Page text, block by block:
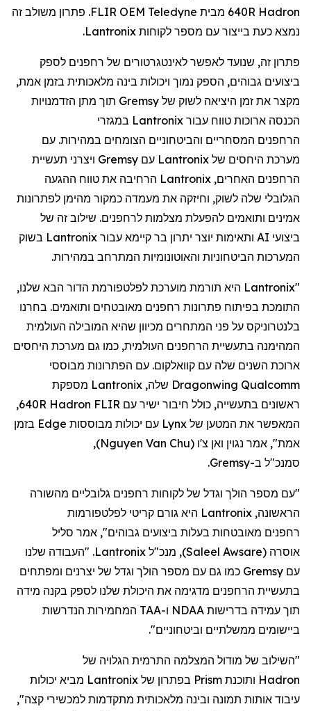
Hadron
Teledyne
FLIR OEM. פתרון משולב זה
נמצא כעת בייצור עם מספר לקוחות Lantronix
.
פתרון זה, שנועד לאפשר לאינטגרטורים של רחפנים לספק
ביצועים גבוהים, הספק נמוך ויכולות בינה מלאכותית בזמן אמת,
מקצר את זמן היציאה לשוק של Gremsy תוך מתן הזדמנויות
הכנסה ארוכות טווח עבור Lantronix במגזרי
הרחפנים המסחריים והביטחוניים הצומחים במהירות. עם
מערכת היחסים של Lantronix עם Gremsy ויצרני תעשיית
הרחפנים האחרים, Lantronix הרחיבה את טווח ההגעה
הגלובלי שלה לשוק, וחיזקה את מעמדה כמקור מהימן לפתרונות
אמינים ותואמים להפעלת מצלמות לרחפנים. שילוב זה של
ביצועי AI ותאימות יוצר יתרון בר קיימא עבור
Lantronix בשוק
המערכות הביטחוניות והאוטונומיות המתרחב במהירות.
"
Lantronix היא תורמת מוערכת לפלטפורמת הדור הבא שלנו,
התומכת בפיתוח פתרונות רחפנים מאובטחים ותואמים. בחרנו
בלנטרוניקס על פני המתחרים מכיוון שהיא המובילה העולמית
המהימנה בתעשיית הרחפנים העולמית, כמו גם מערכת היחסים
ארוכת השנים שלה עם קוואלקום. עם הפתרונות מבוססי
Qualcomm
Dragonwing שלה, Lantronix מספקת
ראשונים בתעשייה, כולל חיבור ישיר עם FLIR
Hadron
640R,
המאפשר את המטען של Lynx עם יכולות מבוססות Edge בזמן
אמת", אמר נגוין ואן צ'ו (
Nguyen Van Chu
)
,
סמנכ"ל ב-Gremsy
.
"עם מספר הולך וגדל של לקוחות רחפנים גלובליים מהשורה
הראשונה, Lantronix היא גורם קריטי לפלטפורמות
רחפנים מאובטחות בעלות ביצועים גבוהים", אמר סליל
אוסרה (
Saleel Awsare
), מנכ"ל Lantronix. "העבודה שלנו
עם Gremsy כמו גם עם מספר הולך וגדל של יצרנים ומפתחים
בתעשיית הרחפנים מדגימה את היכולת שלנו לספק בקנה מידה
תוך עמידה בדרישות NDAA ו-TAA המחמירות הנדרשות
ביישומים ממשלתיים וביטחוניים".
"השילוב של מודול המצלמה התרמית הגלויה של
Hadron ותוכנת Prism בפתרון של Lantronix מביא יכולות
עיבוד אותות תמונה ובינה מלאכותית מתקדמות למכשירי קצה",